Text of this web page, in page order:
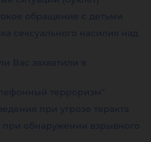
обращение с детьми
сексуального насилия над
Вас захватили в
терроризм"
при угрозе теракта
при обнаружении взрывного